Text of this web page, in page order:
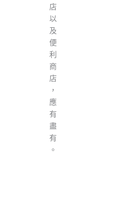
店
以
及
便
利
商
店
，
應
有
盡
有
。